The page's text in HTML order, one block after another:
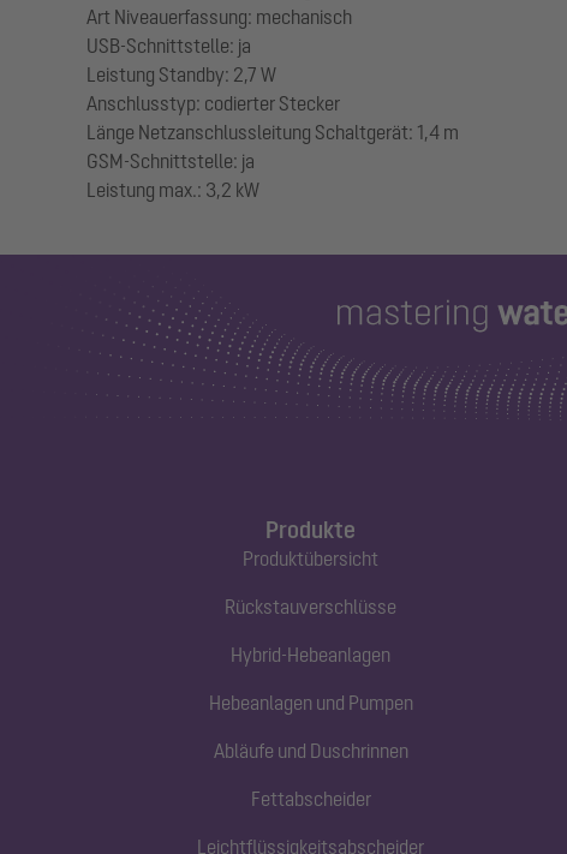
Art Niveauerfassung: mechanisch
USB-Schnittstelle: ja
Leistung Standby: 2,7 W
Anschlusstyp: codierter Stecker
Länge Netzanschlussleitung Schaltgerät: 1,4 m
GSM-Schnittstelle: ja
Produkte
Produktübersicht
Rückstauverschlüsse
Hybrid-Hebeanlagen
Hebeanlagen und Pumpen
Abläufe und Duschrinnen
Fettabscheider
Leichtflüssigkeitsabscheider